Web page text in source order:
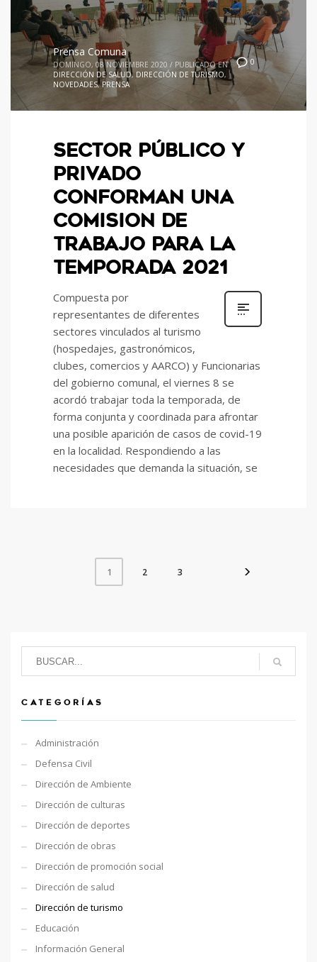
0
Prensa Comuna
DOMINGO, 08 NOVIEMBRE 2020 / PUBLICADO EN
DIRECCIÓN DE SALUD, DIRECCIÓN DE TURISMO,
NOVEDADES,PRENSA
SECTOR PÚBLICO Y
PRIVADO
CONFORMAN UNA
COMISION DE
TRABAJO PARA LA
TEMPORADA 2021
Compuesta por
representantes de diferentes
sectores vinculados al turismo
(hospedajes, gastronómicos,
clubes, comercios y AARCO) y Funcionarias
del gobierno comunal, el viernes 8 se
acordó trabajar toda la temporada, de
forma conjunta y coordinada para afrontar
una posible aparición de casos de covid-19
en la localidad. Respondiendo a las
necesidades que demanda la situación, se
1 2 3
CATEGORÍAS
Administración
Defensa Civil
Dirección de Ambiente
Dirección de culturas
Dirección de deportes
Dirección de obras
Dirección de promoción social
Dirección de salud
Dirección de turismo
Educación
Información General